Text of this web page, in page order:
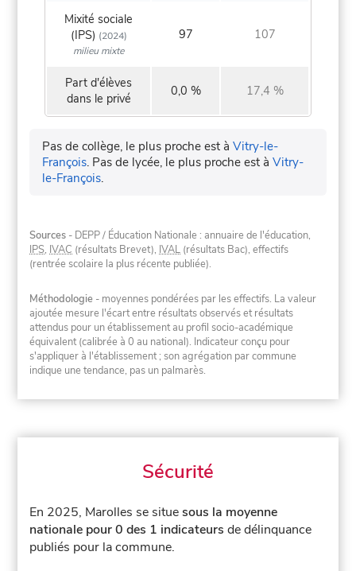
Mixité sociale
(IPS) (2024)
milieu mixte
97 107
Part d'élèves
dans le privé
0,0 % 17,4 %
Pas de collège, le plus proche est àVitry-le-
François. Pas de lycée, le plus proche est àVitry-
le-François.
Sources - DEPP / Éducation Nationale : annuaire de l'éducation,
IPS, IVAC (résultats Brevet), IVAL (résultats Bac), effectifs
(rentrée scolaire la plus récente publiée).
Méthodologie - moyennes pondérées par les effectifs. La valeur
ajoutée mesure l'écart entre résultats observés et résultats
attendus pour un établissement au profil socio-académique
équivalent (calibrée à 0 au national). Indicateur conçu pour
s'appliquer à l'établissement ; son agrégation par commune
indique une tendance, pas un palmarès.
Sécurité
En 2025, Marolles se situesous la moyenne
nationale pour 0 des 1 indicateurs de délinquance
publiés pour la commune.